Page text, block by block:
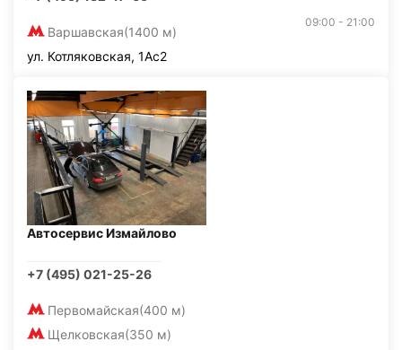
Варшавская(1400 м)
09:00 - 21:00
ул. Котляковская, 1Ас2
Автосервис Измайлово
+7 (495) 021-25-26
Первомайская(400 м)
Щелковская(350 м)